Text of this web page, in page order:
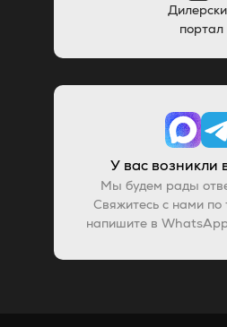
портал
У вас возникли
Мы будем рады
Свяжитесь с нами по
напишите в